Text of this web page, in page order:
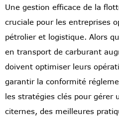
Une gestion efficace de la
cruciale pour les entreprises
pétrolier et logistique. Alors
en transport de carburant
doivent optimiser leurs
garantir la conformité
les stratégies clés pour gérer
citernes, des meilleures